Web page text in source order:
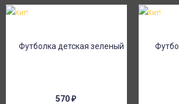
570₽
Хит! Хит!